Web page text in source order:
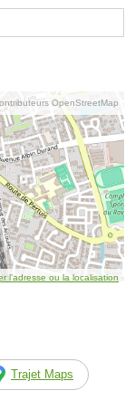
OpenStreetMap
l’adresse ou la localisation
Trajet Maps